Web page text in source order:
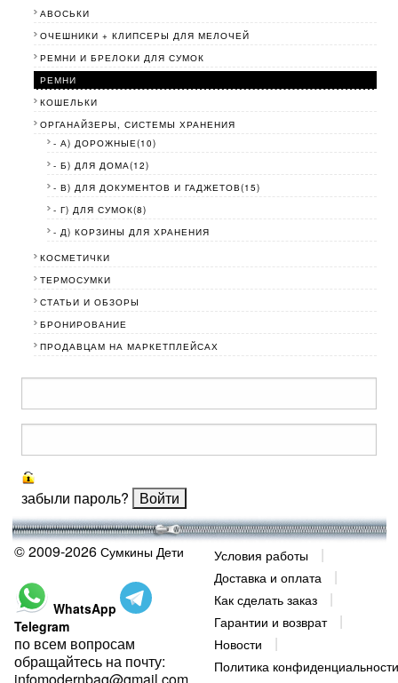
АВОСЬКИ
ОЧЕШНИКИ + КЛИПСЕРЫ ДЛЯ МЕЛОЧЕЙ
РЕМНИ И БРЕЛОКИ ДЛЯ СУМОК
РЕМНИ
КОШЕЛЬКИ
ОРГАНАЙЗЕРЫ, СИСТЕМЫ ХРАНЕНИЯ
- А) ДОРОЖНЫЕ(10)
- Б) ДЛЯ ДОМА(12)
- В) ДЛЯ ДОКУМЕНТОВ И ГАДЖЕТОВ(15)
- Г) ДЛЯ СУМОК(8)
- Д) КОРЗИНЫ ДЛЯ ХРАНЕНИЯ
КОСМЕТИЧКИ
ТЕРМОСУМКИ
СТАТЬИ И ОБЗОРЫ
БРОНИРОВАНИЕ
ПРОДАВЦАМ НА МАРКЕТПЛЕЙСАХ
забыли пароль?
© 2009-2026 Сумкины Дети
WhatsApp
Telegram
по всем вопросам
обращайтесь на почту:
Условия работы
Доставка и оплата
Как сделать заказ
Гарантии и возврат
Новости
Политика конфиденциальности